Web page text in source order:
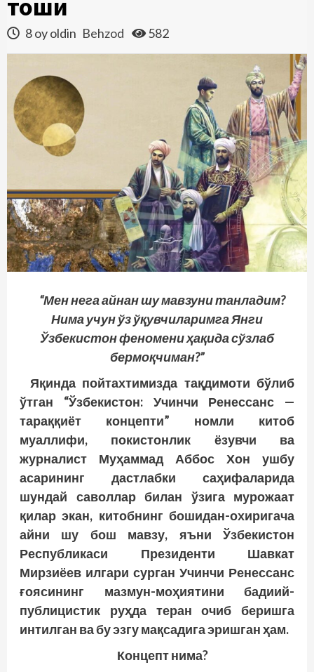
тоши
8 oy oldin Behzod 582
“Мен нега айнан шу мавзуни танладим?
Нима учун ўз ўқувчиларимга Янги
Ўзбекистон феномени ҳақида сўзлаб
бермоқчиман?”
Яқинда пойтахтимизда тақдимоти бўлиб
ўтган “Ўзбекистон: Учинчи Ренессанс —
тараққиёт концепти” номли китоб
муаллифи, покистонлик ёзувчи ва
журналист Муҳаммад Аббос Хон ушбу
асарининг дастлабки саҳифаларида
шундай саволлар билан ўзига мурожаат
қилар экан, китобнинг бошидан-охиригача
айни шу бош мавзу, яъни Ўзбекистон
Республикаси Президенти Шавкат
Мирзиёев илгари сурган Учинчи Ренессанс
ғоясининг мазмун-моҳиятини бадиий-
публицистик руҳда теран очиб беришга
интилган ва бу эзгу мақсадига эришган ҳам.
Концепт нима?